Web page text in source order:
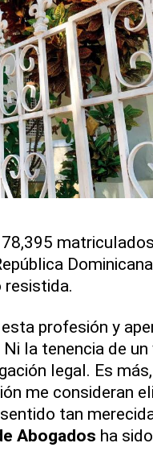
profesión y
la tenencia de un
legal. Es
me consideran
tan
Abogados ha